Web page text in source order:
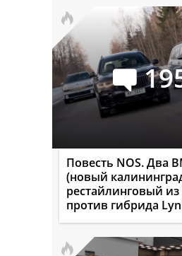
Повесть NOS. Два
(новый
рестайлинговый
против гибрида